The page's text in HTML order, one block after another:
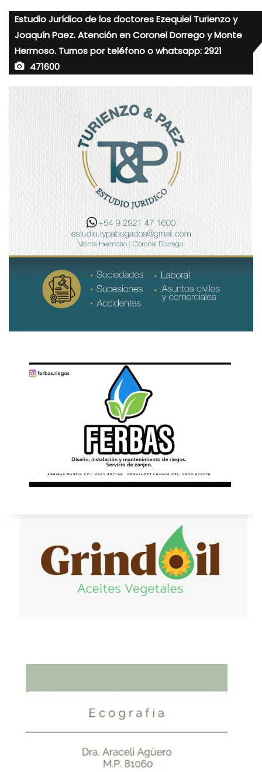
Estudio Jurídico de los doctores Ezequiel Turienzo y
Joaquín Paez. Atención en Coronel Dorrego y Monte
Hermoso. Turnos por teléfono o whatsapp: 2921
471600